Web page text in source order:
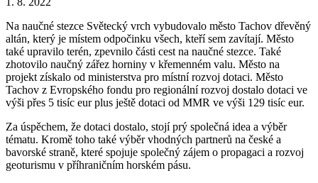
Na naučné stezce Světecký vrch vybudovalo město Tachov dřevěný
altán, který je místem odpočinku všech, kteří sem zavítají. Město
také upravilo terén, zpevnilo části cest na naučné stezce. Také
zhotovilo naučný zářez horniny v křemenném valu. Město na
projekt získalo od ministerstva pro místní rozvoj dotaci. Město
Tachov z Evropského fondu pro regionální rozvoj dostalo dotaci ve
výši přes 5 tisíc eur plus ještě dotaci od MMR ve výši 129 tisíc eur.
Za úspěchem, že dotaci dostalo, stojí prý společná idea a výběr
tématu. Kromě toho také výběr vhodných partnerů na české a
bavorské straně, které spojuje společný zájem o propagaci a rozvoj
geoturismu v příhraničním horském pásu.